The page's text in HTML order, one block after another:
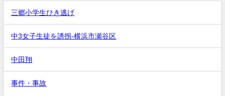
三郷小学生ひき逃げ
中3女子生徒を誘拐-横浜市瀬谷区
中田翔
事件・事故